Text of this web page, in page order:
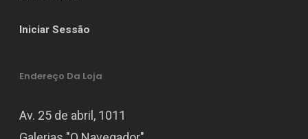
Iniciar Sessão
Endereço Da Loja
Av. 25 de abril, 1011